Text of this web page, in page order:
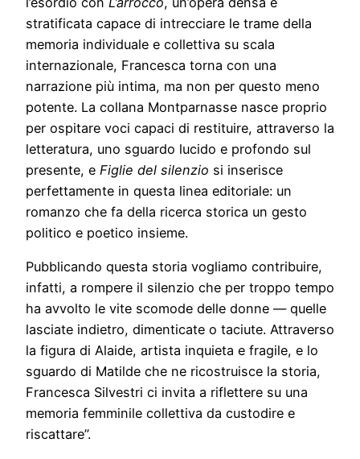
stratificata capace di intrecciare le trame della
memoria individuale e collettiva su scala
internazionale, Francesca torna con una
narrazione più intima, ma non per questo meno
potente. La collana Montparnasse nasce proprio
per ospitare voci capaci di restituire, attraverso la
letteratura, uno sguardo lucido e profondo sul
presente, e Figlie del silenzio si inserisce
perfettamente in questa linea editoriale: un
romanzo che fa della ricerca storica un gesto
politico e poetico insieme.
Pubblicando questa storia vogliamo contribuire,
infatti, a rompere il silenzio che per troppo tempo
ha avvolto le vite scomode delle donne — quelle
lasciate indietro, dimenticate o taciute. Attraverso
la figura di Alaide, artista inquieta e fragile, e lo
sguardo di Matilde che ne ricostruisce la storia,
Francesca Silvestri ci invita a riflettere su una
memoria femminile collettiva da custodire e
riscattare”.